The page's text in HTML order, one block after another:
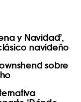
y Navidad’,
navideño
sobre